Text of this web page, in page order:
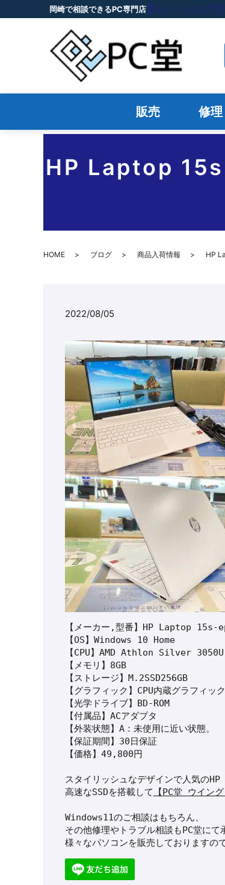
岡崎で相談できるPC専門店
販売 修理
HP Laptop
HOME ブログ 商品入荷情報 HP
2022/08/05
【メーカー,型番】HP Laptop 15s-
【OS】Windows 10 Home
【CPU】AMD Athlon Silver
【メモリ】8GB
【ストレージ】M.2SSD256GB
【グラフィック】CPU内蔵グラフィック
【光学ドライブ】BD-ROM
【付属品】ACアダプタ
【外装状態】A：未使用に近い状態。
【保証期間】30日保証
【価格】49,800円
スタイリッシュなデザインで人気の
高速なSSDを搭載して 【PC堂 ウイン
Windows11のご相談はもちろん、
その他修理やトラブル相談もPC堂にて
様々なパソコンを販売しておりますの